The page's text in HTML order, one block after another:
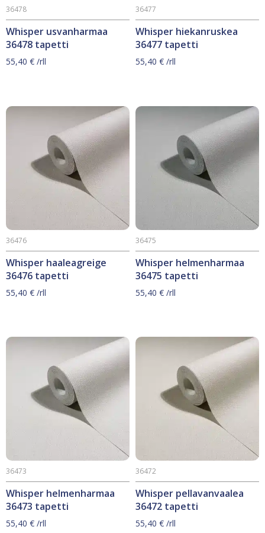
Whisper usvanharmaa
36478 tapetti
36478
55,40 € /rll
Whisper hiekanruskea
36477 tapetti
36477
55,40 € /rll
Whisper haaleagreige
36476 tapetti
36476
55,40 € /rll
Whisper helmenharmaa
36475 tapetti
36475
55,40 € /rll
Whisper helmenharmaa
36473 tapetti
36473
55,40 € /rll
Whisper pellavanvaalea
36472 tapetti
36472
55,40 € /rll